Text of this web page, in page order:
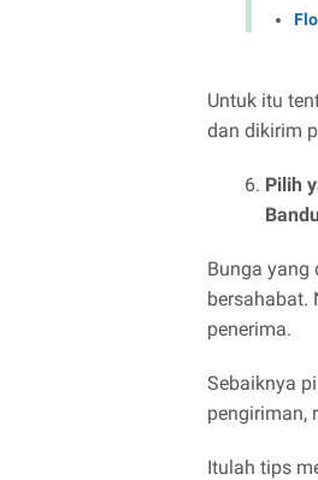
Untuk itu
dan dikirim
Pilih
Bunga yang
bersahabat.
penerima.
Sebaiknya
pengiriman,
Itulah tips